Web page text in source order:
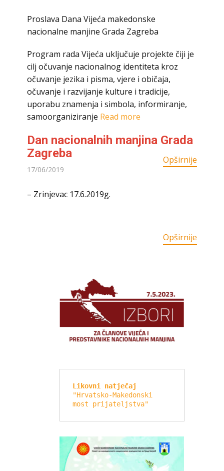
Proslava Dana Vijeća makedonske
nacionalne manjine Grada Zagreba
Program rada Vijeća uključuje projekte čiji je
cilj očuvanje nacionalnog identiteta kroz
očuvanje jezika i pisma, vjere i običaja,
očuvanje i razvijanje kulture i tradicije,
uporabu znamenja i simbola, informiranje,
samoorganiziranje Read more
Opširnije
Dan nacionalnih manjina Grada
Zagreba
17/06/2019
– Zrinjevac 17.6.2019g.
Opširnije
Likovni natječaj
"Hrvatsko-Makedonski
most prijateljstva"